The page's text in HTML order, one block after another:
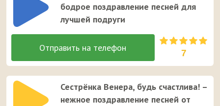
бодрое поздравление песней для
лучшей подруги
7
Сестрёнка Венера, будь счастлива! –
нежное поздравление песней от